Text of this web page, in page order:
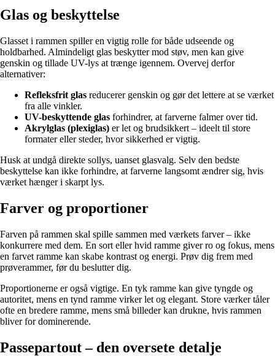
Glas og beskyttelse
Glasset i rammen spiller en vigtig rolle for både udseende og
holdbarhed. Almindeligt glas beskytter mod støv, men kan give
genskin og tillade UV-lys at trænge igennem. Overvej derfor
alternativer:
Refleksfrit glas reducerer genskin og gør det lettere at se værket
fra alle vinkler.
UV-beskyttende glas forhindrer, at farverne falmer over tid.
Akrylglas (plexiglas) er let og brudsikkert – ideelt til store
formater eller steder, hvor sikkerhed er vigtig.
Husk at undgå direkte sollys, uanset glasvalg. Selv den bedste
beskyttelse kan ikke forhindre, at farverne langsomt ændrer sig, hvis
værket hænger i skarpt lys.
Farver og proportioner
Farven på rammen skal spille sammen med værkets farver – ikke
konkurrere med dem. En sort eller hvid ramme giver ro og fokus, mens
en farvet ramme kan skabe kontrast og energi. Prøv dig frem med
prøverammer, før du beslutter dig.
Proportionerne er også vigtige. En tyk ramme kan give tyngde og
autoritet, mens en tynd ramme virker let og elegant. Store værker tåler
ofte en bredere ramme, mens små billeder kan drukne, hvis rammen
bliver for dominerende.
Passepartout – den oversete detalje